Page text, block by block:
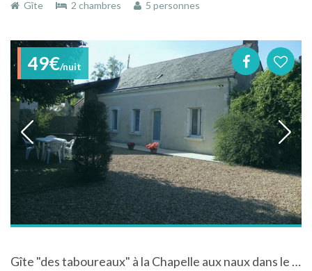
Gîte
2 chambres 5 personnes
49€/nuit
Gîte "des taboureaux" à la Chapelle aux naux dans le Centre à la campagne